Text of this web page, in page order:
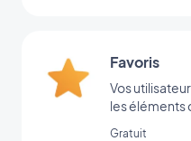
Favoris
Vos
les éléments
Gratuit